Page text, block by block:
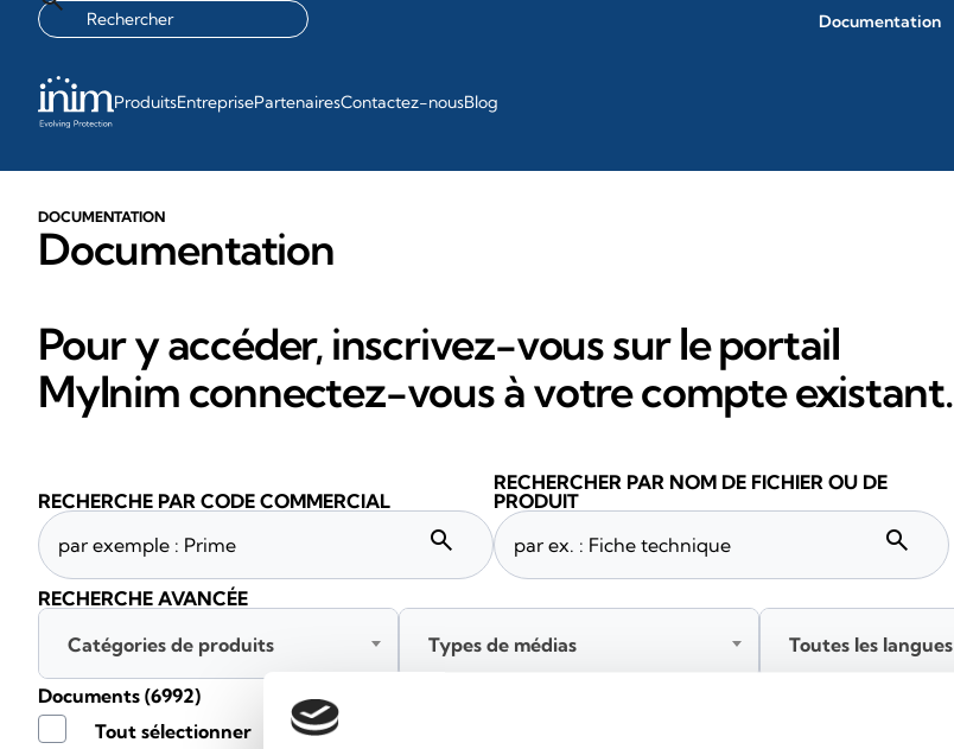
Documentation
ProduitsEntreprisePartenairesContactez-nousBlog
DOCUMENTATION
Documentation
Pour y accéder, inscrivez-vous sur le portail
MyInim connectez-vous à votre compte existant.
Documents (6992)
Tout sélectionner
RECHERCHE PAR CODE COMMERCIAL
search
RECHERCHER PAR NOM DE FICHIER OU DE
PRODUIT
search
RECHERCHE AVANCÉE
Catégories de produits
Types de médias Toutes les langues